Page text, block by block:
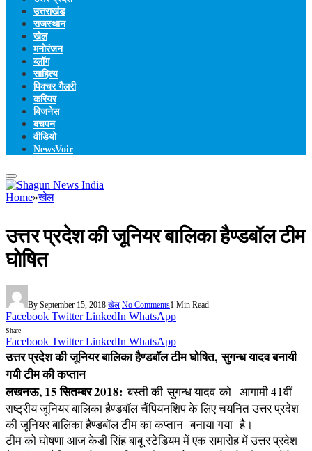
उत्तराखंड
राजस्थान
खेल
मनोरंजन
ब्लॉग
साहित्य
पिक्चर गैलरी
करियर
बिजनेस
बचपन
वीडियो
NewsVoir
Home»खेल
उत्तर प्रदेश की जूनियर बालिका हैण्डबॉल टीम
घोषित
By September 15, 2018 खेल No Comments1 Min Read
Facebook Twitter LinkedIn WhatsApp
Share
Facebook Twitter LinkedIn WhatsApp
उत्तर प्रदेश की जूनियर बालिका हैण्डबॉल टीम घोषित, सुगन्ध यादव बनायी
गयी टीम की कप्तान
लखनऊ, 15 सितम्बर 2018:बस्ती की सुगन्ध यादव को आगामी 41वीं
राष्ट्रीय जूनियर बालिका हैण्डबॉल चैंपियनशिप के लिए चयनित उत्तर प्रदेश
की जूनियर बालिका हैण्डबॉल टीम का कप्तान बनाया गया है।
टीम को घोषणा आज केडी सिंह बाबू स्टेडियम में एक समारोह में उत्तर प्रदेश